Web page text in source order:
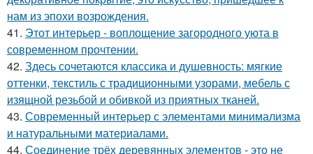
нам из эпохи возрождения.
41. Этот интерьер - воплощение загородного уюта в
современном прочтении.
42. Здесь сочетаются классика и душевность: мягкие
оттенки, текстиль с традиционными узорами, мебель с
изящной резьбой и обивкой из приятных тканей.
43. Современный интерьер с элементами минимализма
и натуральными материалами.
44. Соединение трёх деревянных элементов - это не